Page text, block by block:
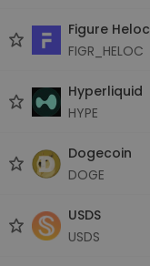
Figure Heloc
FIGR_HELOC
Hyperliquid
HYPE
Dogecoin
DOGE
USDS
USDS